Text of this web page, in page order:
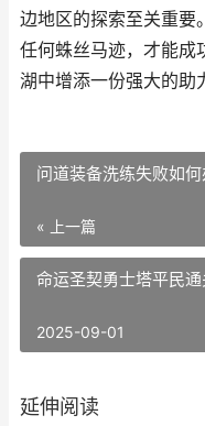
边地区的探索至关重要
任何蛛丝马迹，才能成
湖中增添一份强大的助
问道装备洗练失败如
« 上一篇
命运圣契勇士塔平民
2025-09-01
延伸阅读